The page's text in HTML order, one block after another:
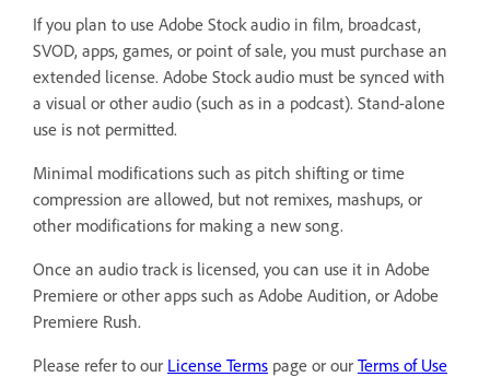
If you plan to use Adobe Stock audio in film, broadcast,
SVOD, apps, games, or point of sale, you must purchase an
extended license. Adobe Stock audio must be synced with
a visual or other audio (such as in a podcast). Stand-alone
use is not permitted.
Minimal modifications such as pitch shifting or time
compression are allowed, but not remixes, mashups, or
other modifications for making a new song.
Once an audio track is licensed, you can use it in Adobe
Premiere or other apps such as Adobe Audition, or Adobe
Premiere Rush.
Please refer to our License Terms page or our Terms of Use